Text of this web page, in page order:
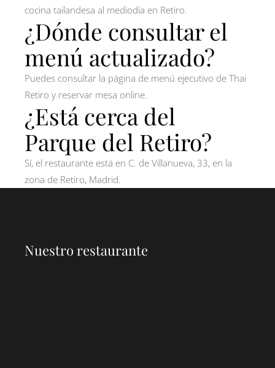
cocina tailandesa al mediodía en Retiro.
¿Dónde consultar el
menú actualizado?
Puedes consultar la página de menú ejecutivo de Thai
Retiro y reservar mesa online.
¿Está cerca del
Parque del Retiro?
Sí, el restaurante está en C. de Villanueva, 33, en la
zona de Retiro, Madrid.
Nuestro restaurante